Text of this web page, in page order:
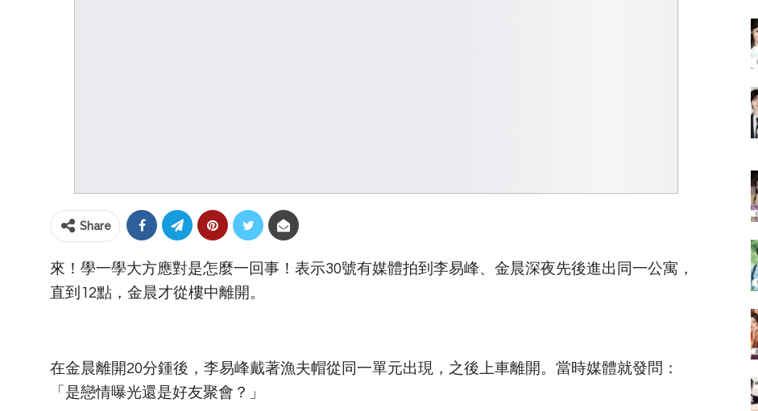
Share
來！學一學大方應對是怎麼一回事！表示30號有媒體拍到李易峰、金晨深夜先後進出同一公寓，
直到12點，金晨才從樓中離開。
在金晨離開20分鍾後，李易峰戴著漁夫帽從同一單元出現，之後上車離開。當時媒體就發問：
「是戀情曝光還是好友聚會？」